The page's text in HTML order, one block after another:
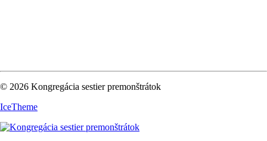
© 2026 Kongregácia sestier premonštrátok
IceTheme